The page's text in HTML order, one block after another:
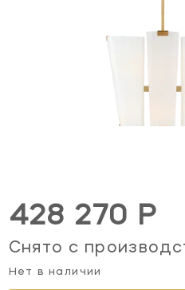
428 270 Р
Снято с
Нет в наличии